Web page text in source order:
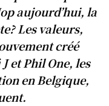
aujourd’hui, la
Les valeurs,
créé
et Phil One, les
en Belgique,